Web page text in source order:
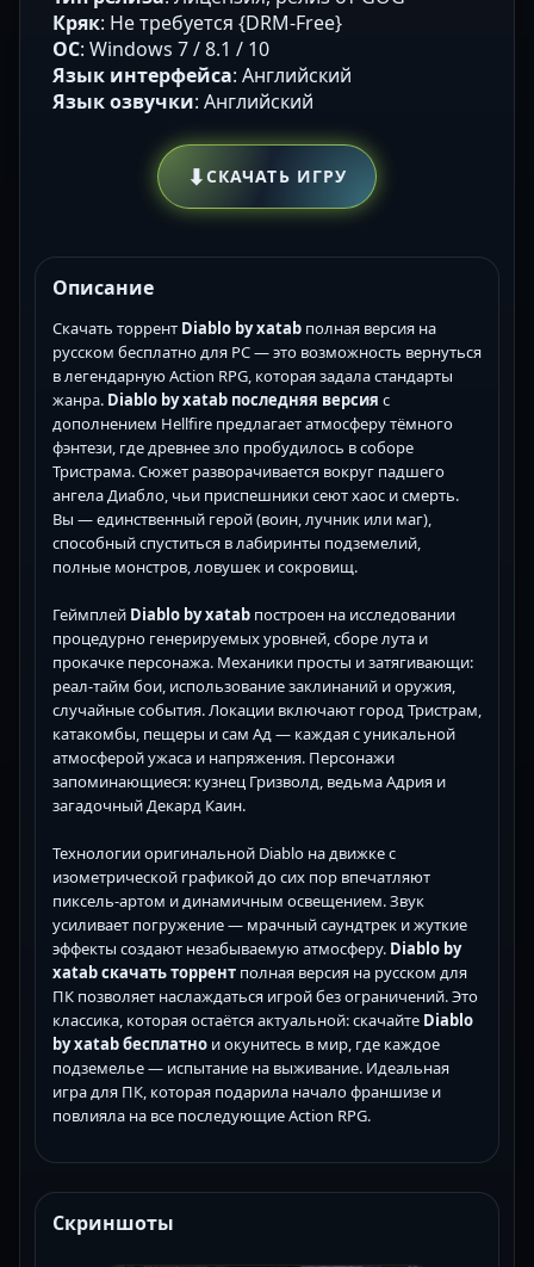
Кряк: Не требуется {DRM-Free}
ОС: Windows 7 / 8.1 / 10
Язык интерфейса: Английский
Язык озвучки: Английский
⬇СКАЧАТЬ ИГРУ
Описание
Скачать торрент Diablo by xatab полная версия на
русском бесплатно для PC — это возможность вернуться
в легендарную Action RPG, которая задала стандарты
жанра. Diablo by xatab последняя версия с
дополнением Hellfire предлагает атмосферу тёмного
фэнтези, где древнее зло пробудилось в соборе
Тристрама. Сюжет разворачивается вокруг падшего
ангела Диабло, чьи приспешники сеют хаос и смерть.
Вы — единственный герой (воин, лучник или маг),
способный спуститься в лабиринты подземелий,
полные монстров, ловушек и сокровищ.
Геймплей Diablo by xatab построен на исследовании
процедурно генерируемых уровней, сборе лута и
прокачке персонажа. Механики просты и затягивающи:
реал-тайм бои, использование заклинаний и оружия,
случайные события. Локации включают город Тристрам,
катакомбы, пещеры и сам Ад — каждая с уникальной
атмосферой ужаса и напряжения. Персонажи
запоминающиеся: кузнец Гризволд, ведьма Адрия и
загадочный Декард Каин.
Технологии оригинальной Diablo на движке с
изометрической графикой до сих пор впечатляют
пиксель-артом и динамичным освещением. Звук
усиливает погружение — мрачный саундтрек и жуткие
эффекты создают незабываемую атмосферу. Diablo by
xatab скачать торрент полная версия на русском для
ПК позволяет наслаждаться игрой без ограничений. Это
классика, которая остаётся актуальной: скачайте Diablo
by xatab бесплатно и окунитесь в мир, где каждое
подземелье — испытание на выживание. Идеальная
игра для ПК, которая подарила начало франшизе и
повлияла на все последующие Action RPG.
Скриншоты